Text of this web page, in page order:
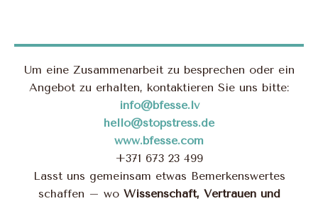
Um eine Zusammenarbeit zu besprechen oder ein
Angebot zu erhalten, kontaktieren Sie uns bitte:
info@bfesse.lv
hello@stopstress.de
www.bfesse.com
+371 673 23 499
Lasst uns gemeinsam etwas Bemerkenswertes
schaffen – wo Wissenschaft, Vertrauen und